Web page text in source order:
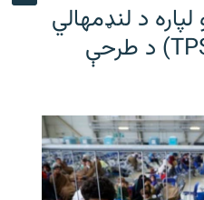
د لنډمهالي
خوندیتوب وضعیت (TPS) د طرحې